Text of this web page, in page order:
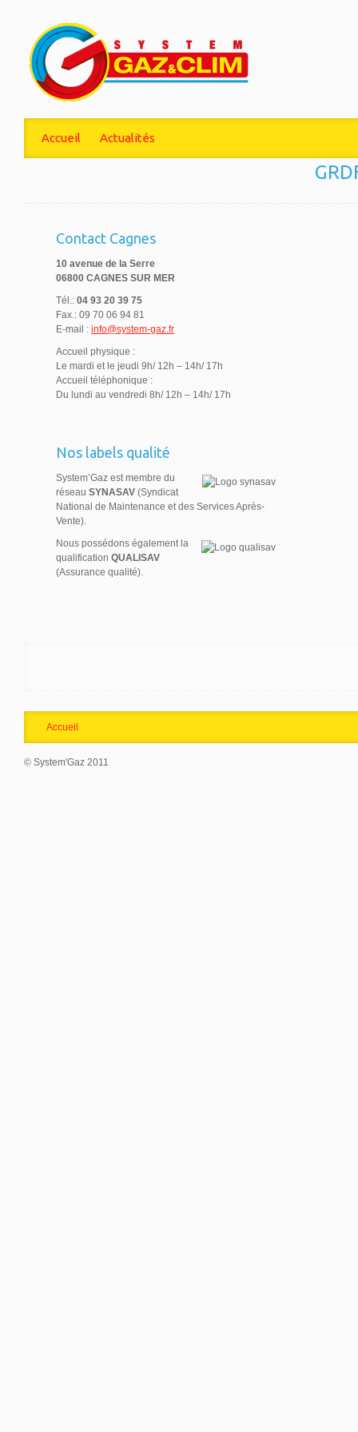
Accueil Actualités
Contact Cagnes
10 avenue de la Serre
06800 CAGNES SUR MER
Tél.: 04 93 20 39 75
Fax.: 09 70 06 94 81
E-mail : info@system-gaz.fr
Accueil physique :
Le mardi et le jeudi 9h/ 12h – 14h/ 17h
Accueil téléphonique :
Du lundi au vendredi 8h/ 12h – 14h/ 17h
Nos labels qualité
System’Gaz est membre du
réseau SYNASAV (Syndicat
National de Maintenance et des Services Après-
Vente).
Nous possédons également la
qualification QUALISAV
(Assurance qualité).
Accueil
© System'Gaz 2011